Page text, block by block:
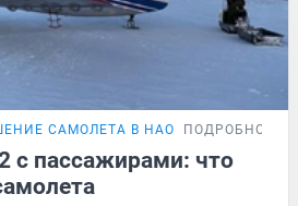
САМОЛЕТА В НАО ПОДРОБНОСТИ
с пассажирами: что